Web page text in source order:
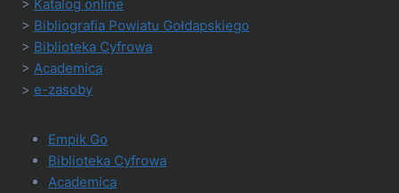
> Katalog online
> Bibliografia Powiatu Gołdapskiego
> Biblioteka Cyfrowa
> Academica
> e-zasoby
Empik Go
Biblioteka Cyfrowa
Academica